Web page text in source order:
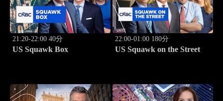
21:20-22:00 40分
US Squawk Box
22:00-01:00 180分
US Squawk on the Street